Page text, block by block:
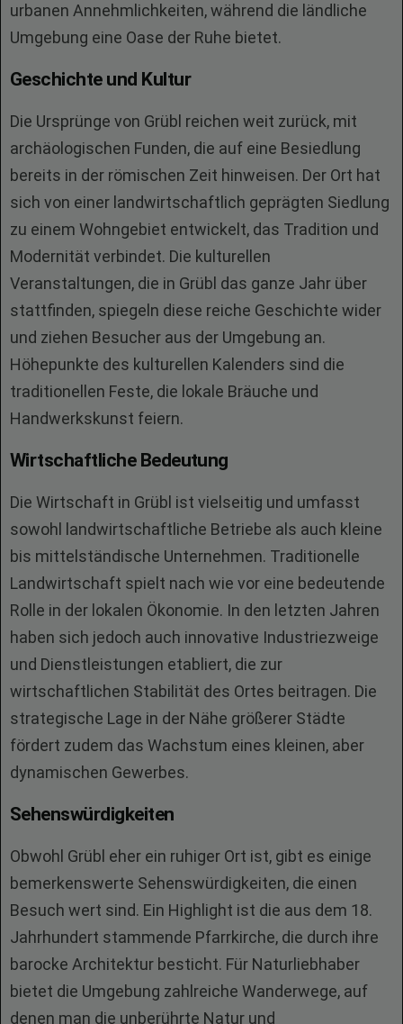
urbanen Annehmlichkeiten, während die ländliche
Umgebung eine Oase der Ruhe bietet.
Geschichte und Kultur
Die Ursprünge von Grübl reichen weit zurück, mit
archäologischen Funden, die auf eine Besiedlung
bereits in der römischen Zeit hinweisen. Der Ort hat
sich von einer landwirtschaftlich geprägten Siedlung
zu einem Wohngebiet entwickelt, das Tradition und
Modernität verbindet. Die kulturellen
Veranstaltungen, die in Grübl das ganze Jahr über
stattfinden, spiegeln diese reiche Geschichte wider
und ziehen Besucher aus der Umgebung an.
Höhepunkte des kulturellen Kalenders sind die
traditionellen Feste, die lokale Bräuche und
Handwerkskunst feiern.
Wirtschaftliche Bedeutung
Die Wirtschaft in Grübl ist vielseitig und umfasst
sowohl landwirtschaftliche Betriebe als auch kleine
bis mittelständische Unternehmen. Traditionelle
Landwirtschaft spielt nach wie vor eine bedeutende
Rolle in der lokalen Ökonomie. In den letzten Jahren
haben sich jedoch auch innovative Industriezweige
und Dienstleistungen etabliert, die zur
wirtschaftlichen Stabilität des Ortes beitragen. Die
strategische Lage in der Nähe größerer Städte
fördert zudem das Wachstum eines kleinen, aber
dynamischen Gewerbes.
Sehenswürdigkeiten
Obwohl Grübl eher ein ruhiger Ort ist, gibt es einige
bemerkenswerte Sehenswürdigkeiten, die einen
Besuch wert sind. Ein Highlight ist die aus dem 18.
Jahrhundert stammende Pfarrkirche, die durch ihre
barocke Architektur besticht. Für Naturliebhaber
bietet die Umgebung zahlreiche Wanderwege, auf
denen man die unberührte Natur und